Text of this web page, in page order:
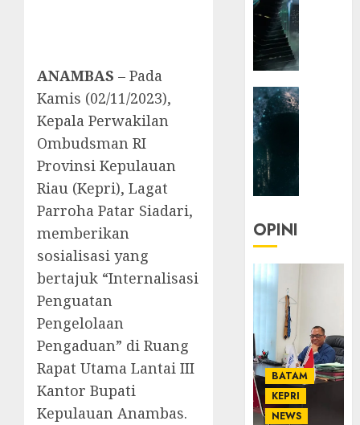
ANAMBAS – Pada
Kamis (02/11/2023),
Kepala Perwakilan
Ombudsman RI
Provinsi Kepulauan
Riau (Kepri), Lagat
Parroha Patar Siadari,
memberikan
sosialisasi yang
bertajuk “Internalisasi
Penguatan
Pengelolaan
Pengaduan” di Ruang
Rapat Utama Lantai III
Kantor Bupati
Kepulauan Anambas.
OPINI
BATAM
KEPRI
NEWS